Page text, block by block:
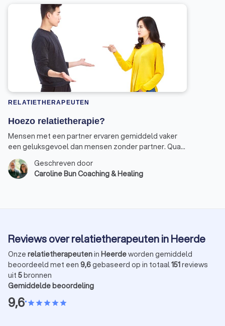
RELATIETHERAPEUTEN
Hoezo relatietherapie?
Mensen met een partner ervaren gemiddeld vaker
een geluksgevoel dan mensen zonder partner. Qua
geluksfactoren heeft alleen je gezondheid een
grotere impact op hoe gelukkig je je voelt. Een
relatie kan je dus geluk en voldoening geven.
Geschreven door
Caroline Bun Coaching & Healing
Reviews over relatietherapeuten in Heerde
Onze relatietherapeutenin Heerdeworden gemiddeld
beoordeeld met een 9,6gebaseerd op in totaal151reviews
uit 5bronnen
Gemiddelde beoordeling
9,6•starstarstarstarstar